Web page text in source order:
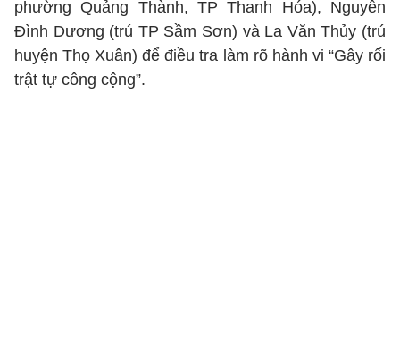
phường Quảng Thành, TP Thanh Hóa), Nguyễn
Đình Dương (trú TP Sầm Sơn) và La Văn Thủy (trú
huyện Thọ Xuân) để điều tra làm rõ hành vi “Gây rối
trật tự công cộng”.